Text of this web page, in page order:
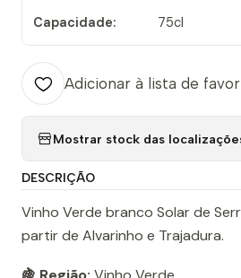
Capacidade: 75cl
Adicionar à lista de
Mostrar stock das
DESCRIÇÃO
Vinho Verde branco Solar de
partir de Alvarinho e Trajadura.